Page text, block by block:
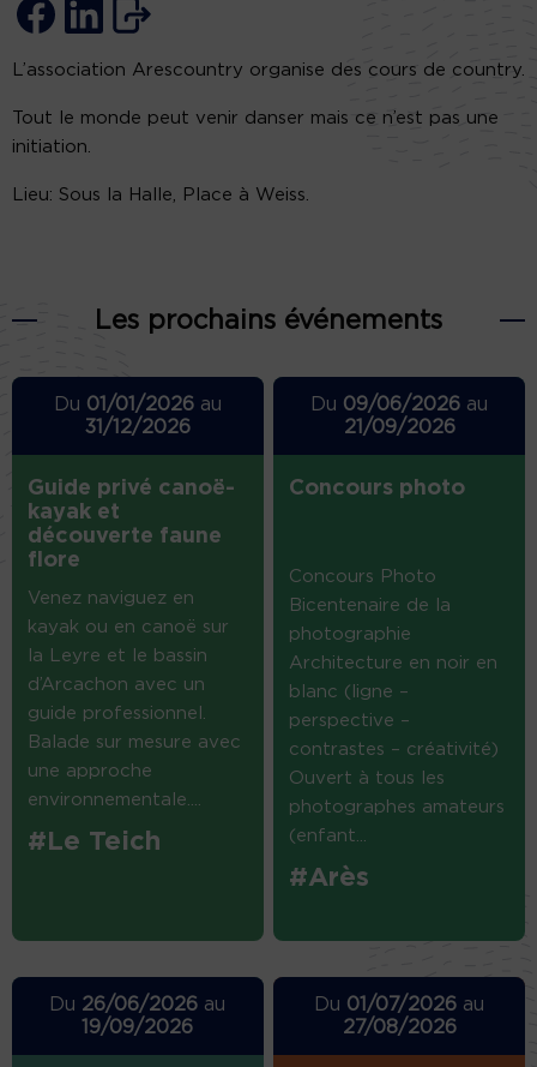
L’association Arescountry organise des cours de country.
Tout le monde peut venir danser mais ce n’est pas une
initiation.
Lieu: Sous la Halle, Place à Weiss.
Les prochains événements
Du 01/01/2026au
31/12/2026
Guide privé canoë-
kayak et
découverte faune
flore
Venez naviguez en
kayak ou en canoë sur
la Leyre et le bassin
d’Arcachon avec un
guide professionnel.
Balade sur mesure avec
une approche
environnementale....
#Le Teich
Du 09/06/2026 au
21/09/2026
Concours photo
Concours Photo
Bicentenaire de la
photographie
Architecture en noir en
blanc (ligne –
perspective –
contrastes – créativité)
Ouvert à tous les
photographes amateurs
(enfant...
#Arès
Du 26/06/2026 au
19/09/2026
Du 01/07/2026 au
27/08/2026